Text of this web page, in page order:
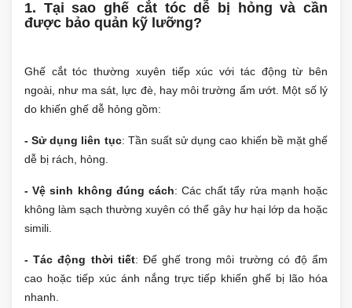
1. Tại sao ghế cắt tóc dễ bị hỏng và cần
được bảo quản kỹ lưỡng?
Ghế cắt tóc thường xuyên tiếp xúc với tác động từ bên
ngoài, như ma sát, lực đè, hay môi trường ẩm ướt. Một số lý
do khiến ghế dễ hỏng gồm:
- Sử dụng liên tục: Tần suất sử dụng cao khiến bề mặt ghế
dễ bị rách, hỏng.
- Vệ sinh không đúng cách: Các chất tẩy rửa mạnh hoặc
không làm sạch thường xuyên có thể gây hư hại lớp da hoặc
simili.
- Tác động thời tiết: Để ghế trong môi trường có độ ẩm
cao hoặc tiếp xúc ánh nắng trực tiếp khiến ghế bị lão hóa
nhanh.